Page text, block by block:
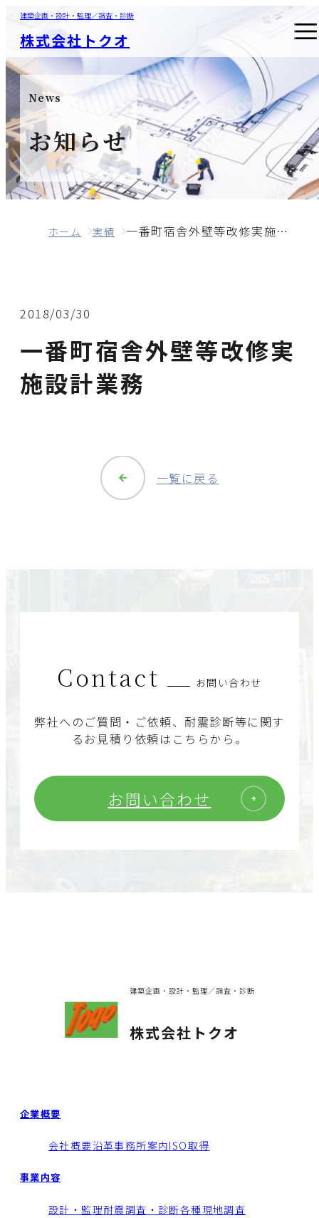
建築企画・設計・監理／調査・診断
株式会社トクオ
News
お知らせ
ホーム 実績 一番町宿舎外壁等改修実施設計業務
2018/03/30
一番町宿舎外壁等改修実
施設計業務
一覧に戻る
Contact お問い合わせ
弊社へのご質問・ご依頼、耐震診断等に関す
るお見積り依頼はこちらから。
お問い合わせ
建築企画・設計・監理／調査・診断
株式会社トクオ
企業概要
会社概要沿革事務所案内ISO取得
事業内容
設計・監理耐震調査・診断各種現地調査